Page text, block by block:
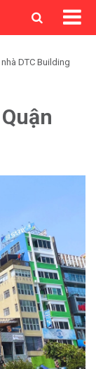
DTC Building